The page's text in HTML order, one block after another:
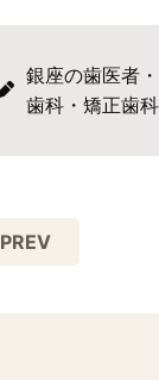
銀座の歯医者
歯科・矯正歯
PREV